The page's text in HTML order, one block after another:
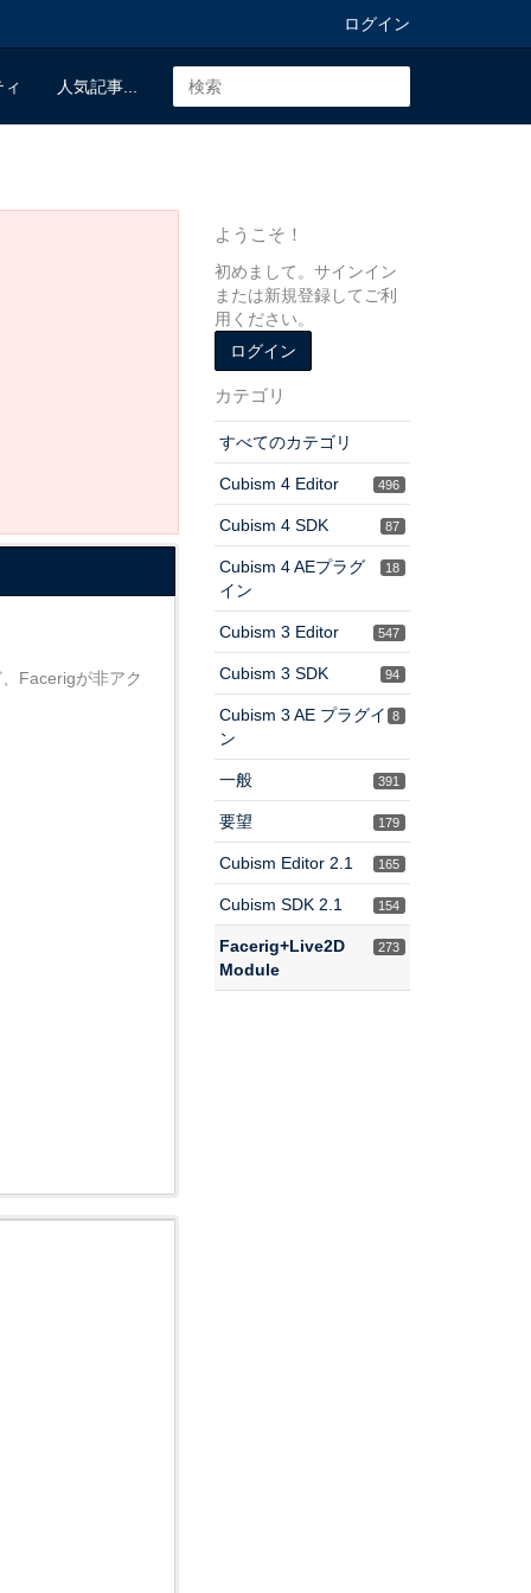
ログイン
人気記事...
Facerigが非アク
ようこそ！
初めまして。サインイン
または新規登録してご利
用ください。
ログイン
カテゴリ
すべてのカテゴリ
496
Cubism 4 Editor
87
Cubism 4 SDK
18
Cubism 4 AEプラグ
イン
547
Cubism 3 Editor
94
Cubism 3 SDK
8
Cubism 3 AE プラグイ
ン
391
一般
179
要望
165
Cubism Editor 2.1
154
Cubism SDK 2.1
273
Facerig+Live2D
Module